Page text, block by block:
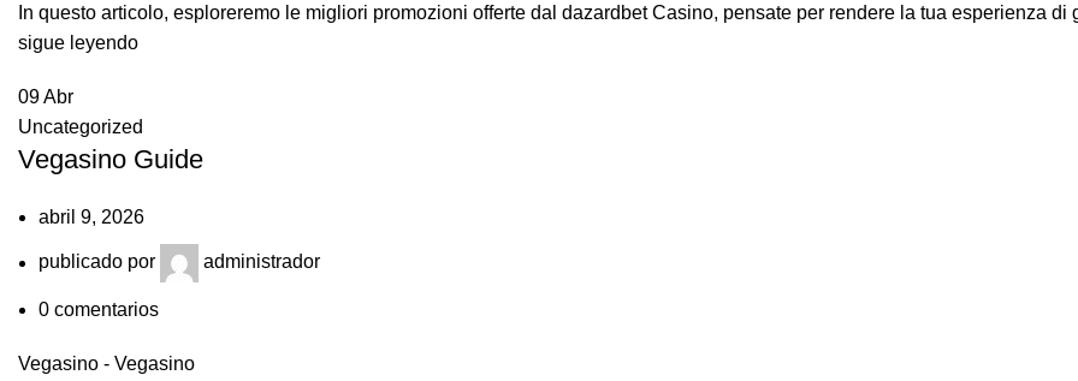
In questo articolo, esploreremo le migliori promozioni offerte dal dazardbet Casino, pensate per rendere la tua esperienza di
sigue leyendo
09Abr
Uncategorized
Vegasino Guide
abril 9, 2026
publicado por administrador
0 comentarios
Vegasino - Vegasino